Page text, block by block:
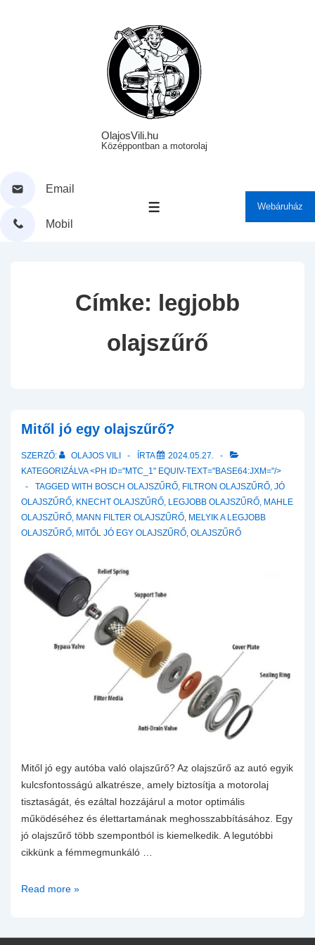
OlajosVili.hu
Középpontban a motorolaj
Email
Mobil
MENÜ Webáruház
Címke: legjobb
olajszűrő
Mitől jó egy olajszűrő?
SZERZŐ: OLAJOS VILI ÍRTA
2024.05.27.
KATEGORIZÁLVA <PH ID="MTC_1" EQUIV-TEXT="BASE64:JXM="/>
TAGGED WITH BOSCH OLAJSZŰRŐ, FILTRON OLAJSZŰRŐ, JÓ
OLAJSZŰRŐ, KNECHT OLAJSZŰRŐ, LEGJOBB OLAJSZŰRŐ, MAHLE
OLAJSZŰRŐ, MANN FILTER OLAJSZŰRŐ, MELYIK A LEGJOBB
OLAJSZŰRŐ, MITŐL JÓ EGY OLAJSZŰRŐ, OLAJSZŰRŐ
Mitől jó egy autóba való olajszűrő? Az olajszűrő az autó egyik
kulcsfontosságú alkatrésze, amely biztosítja a motorolaj
tisztaságát, és ezáltal hozzájárul a motor optimális
működéséhez és élettartamának meghosszabbításához. Egy
jó olajszűrő több szempontból is kiemelkedik. A legutóbbi
cikkünk a fémmegmunkáló …
Mitől
olajszűrő?
Read more »